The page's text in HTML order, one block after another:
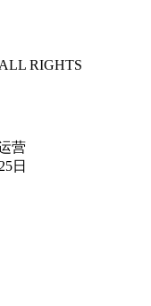
RIGHTS
营
日